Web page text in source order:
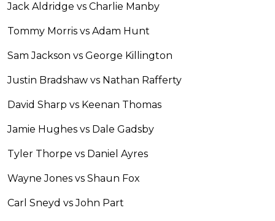
Jack Aldridge vs Charlie Manby
Tommy Morris vs Adam Hunt
Sam Jackson vs George Killington
Justin Bradshaw vs Nathan Rafferty
David Sharp vs Keenan Thomas
Jamie Hughes vs Dale Gadsby
Tyler Thorpe vs Daniel Ayres
Wayne Jones vs Shaun Fox
Carl Sneyd vs John Part